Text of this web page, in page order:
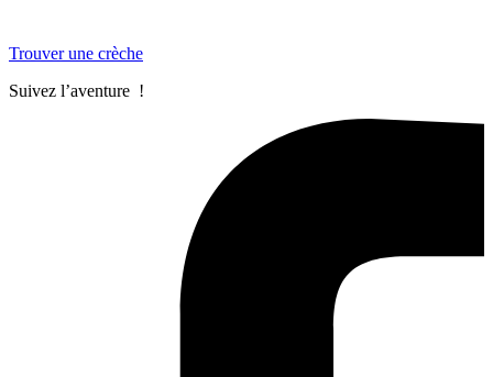
Trouver une crèche
Suivez l’aventure !